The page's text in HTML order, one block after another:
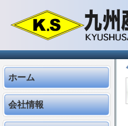
ホーム
会社情報